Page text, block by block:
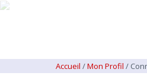
Accueil /Mon Profil /